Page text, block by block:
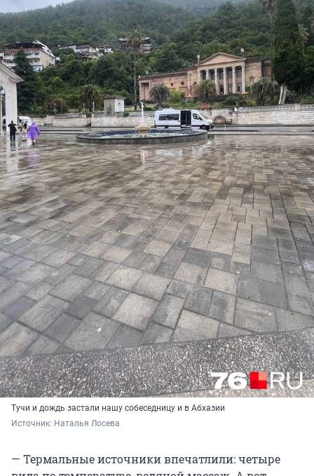
Тучи и дождь застали нашу собеседницу и в Абхазии
Источник: Наталья Лосева
— Термальные источники впечатлили: четыре